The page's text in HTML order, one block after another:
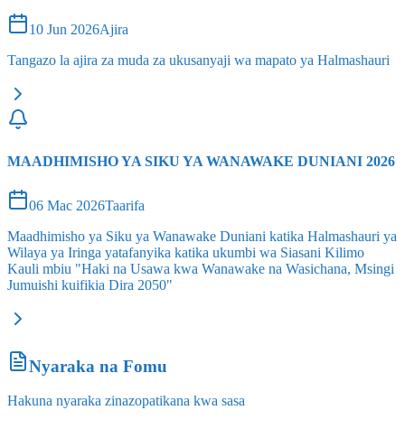
10 Jun 2026Ajira
Tangazo la ajira za muda za ukusanyaji wa mapato ya Halmashauri
MAADHIMISHO YA SIKU YA WANAWAKE DUNIANI 2026
06 Mac 2026Taarifa
Maadhimisho ya Siku ya Wanawake Duniani katika Halmashauri ya
Wilaya ya Iringa yatafanyika katika ukumbi wa Siasani Kilimo
Kauli mbiu "Haki na Usawa kwa Wanawake na Wasichana, Msingi
Jumuishi kuifikia Dira 2050"
Nyaraka na Fomu
Hakuna nyaraka zinazopatikana kwa sasa